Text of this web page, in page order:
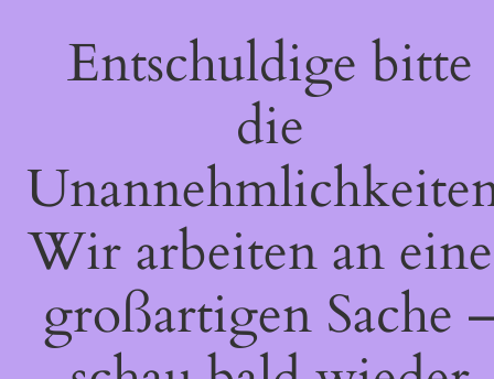
Entschuldige bitte
die
Wir arbeiten an
großartigen Sache